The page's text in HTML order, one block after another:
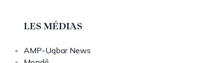
LES MÉDIAS
AMP-Uqbar News